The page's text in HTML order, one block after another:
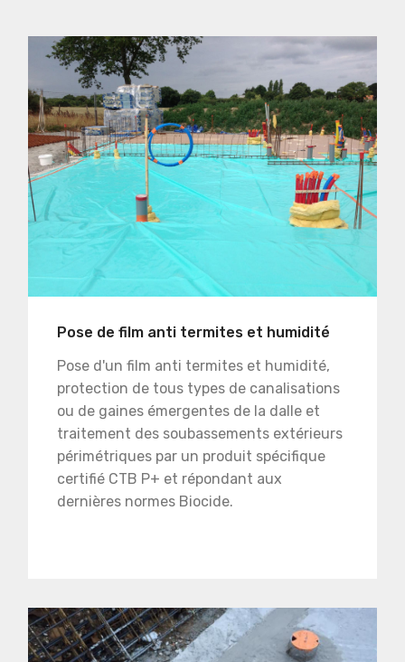
Pose de film anti termites et humidité
Pose d'un film anti termites et humidité,
protection de tous types de canalisations
ou de gaines émergentes de la dalle et
traitement des soubassements extérieurs
périmétriques par un produit spécifique
certifié CTB P+ et répondant aux
dernières normes Biocide.